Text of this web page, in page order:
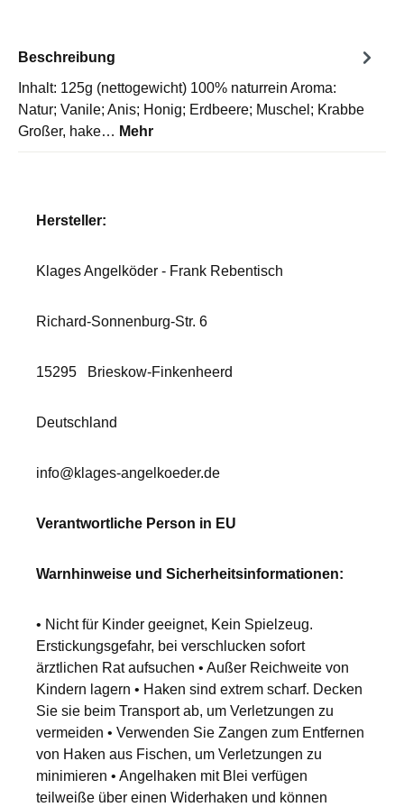
Beschreibung
Inhalt: 125g (nettogewicht) 100% naturrein Aroma:
Natur; Vanile; Anis; Honig; Erdbeere; Muschel; Krabbe
Großer, hake… Mehr
Hersteller:
Klages Angelköder - Frank Rebentisch
Richard-Sonnenburg-Str. 6
15295 Brieskow-Finkenheerd
Deutschland
info@klages-angelkoeder.de
Verantwortliche Person in EU
Warnhinweise und Sicherheitsinformationen:
• Nicht für Kinder geeignet, Kein Spielzeug.
Erstickungsgefahr, bei verschlucken sofort
ärztlichen Rat aufsuchen • Außer Reichweite von
Kindern lagern • Haken sind extrem scharf. Decken
Sie sie beim Transport ab, um Verletzungen zu
vermeiden • Verwenden Sie Zangen zum Entfernen
von Haken aus Fischen, um Verletzungen zu
minimieren • Angelhaken mit Blei verfügen
teilweiße über einen Widerhaken und können